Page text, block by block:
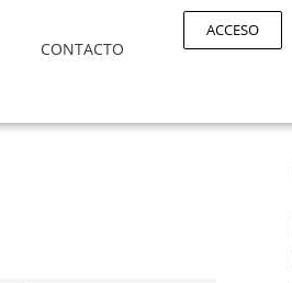
CONTACTO
ACCESO